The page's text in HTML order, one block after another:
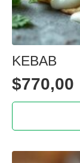
KEBAB
$770,00